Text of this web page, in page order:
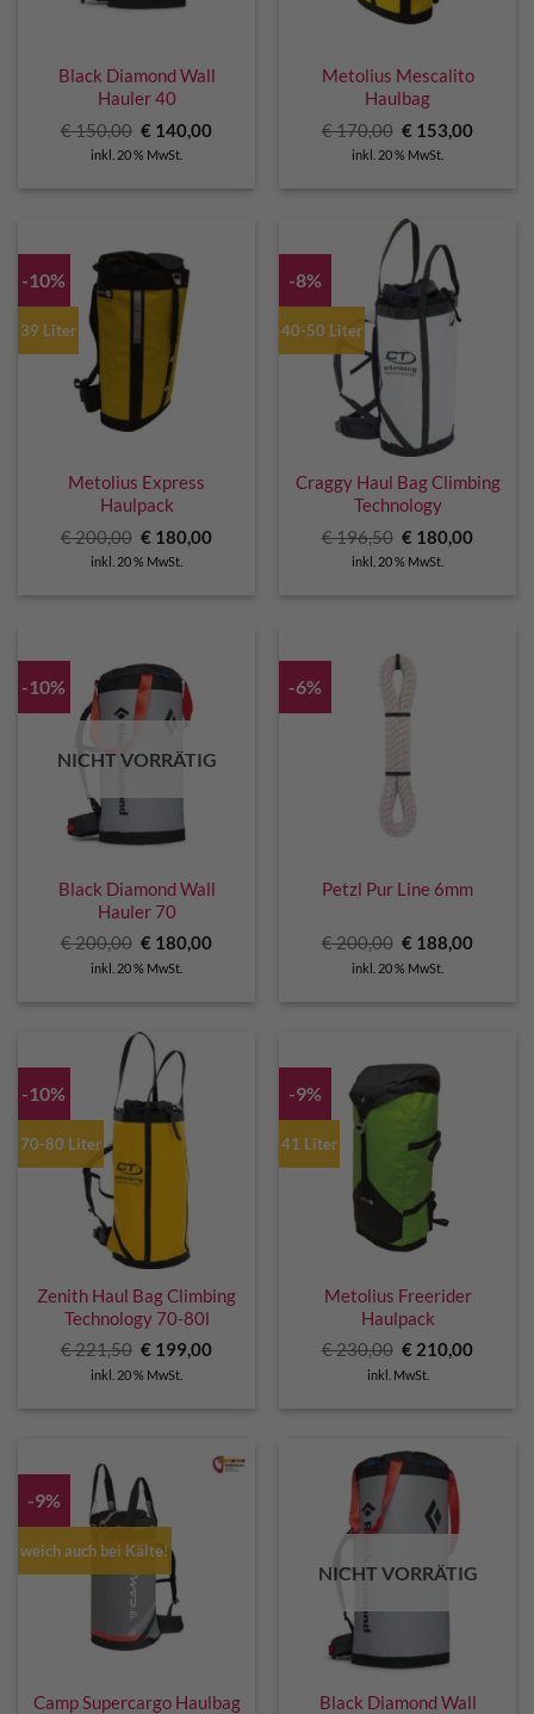
Black Diamond Wall
Hauler 40
€150,00 Ursprünglicher
Preis
war:
€ 140,00Aktueller
inkl. 20 % MwSt.
Metolius Mescalito
Haulbag
€170,00 Ursprünglicher
Preis
war:
€ 153,00
inkl. 20 % MwSt.
-10%
39 Liter
Metolius Express
Haulpack
€200,00 Ursprünglicher
Preis
war:
€ 180,00Aktueller
inkl. 20 % MwSt.
-8%
40-50 Liter
Craggy Haul Bag Climbing
Technology
€196,50 Ursprünglicher
Preis
war:
€ 180,00
inkl. 20 % MwSt.
-10%
NICHT VORRÄTIG
Black Diamond Wall
Hauler 70
€200,00 Ursprünglicher
war:
€ 180,00Aktueller
inkl. 20 % MwSt.
-6%
Petzl Pur Line 6mm
€200,00 Ursprünglicher
war:
€ 188,00
inkl. 20 % MwSt.
-10%
70-80 Liter
Zenith Haul Bag Climbing
Technology 70-80l
€221,50 Ursprünglicher
war:
€ 199,00Aktueller
inkl. 20 % MwSt.
-9%
41 Liter
Metolius Freerider
Haulpack
€230,00 Ursprünglicher
war:
€ 210,00
inkl. MwSt.
-9%
weich auch bei Kälte!
Camp Supercargo Haulbag
NICHT VORRÄTIG
Black Diamond Wall